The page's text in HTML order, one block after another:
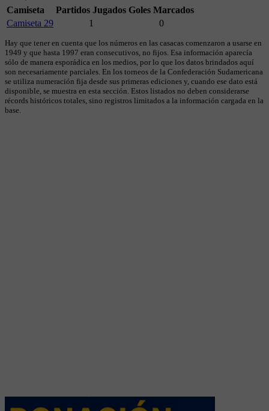
Camiseta
Partidos Jugados Goles Marcados
Camiseta 29
1 0
Hay que tener en cuenta que los números en las casacas comenzaron a usarse en
1949 y que hasta 1997 eran consecutivos, no fijos. Esa información aparecía
sólo de manera esporádica en los medios, por lo que los datos brindados aquí
son necesariamente parciales. En los torneos de la Confederación Sudamericana
se utiliza numeración fija desde sus primeras ediciones y, cuando ese dato está
disponible, se muestra en esta sección. Estos listados no deben considerarse
récords históricos totales, sino registros limitados a la información cargada en la
base.